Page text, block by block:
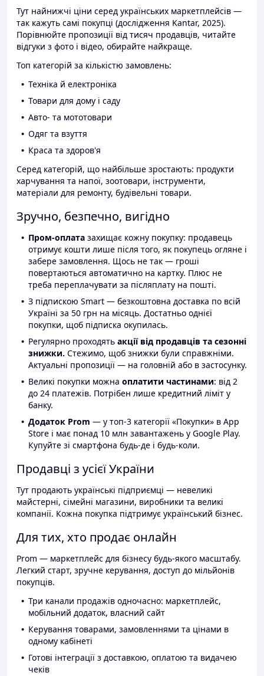
Тут найнижчі ціни серед українських маркетплейсів —
так кажуть самі покупці (дослідження Kantar, 2025).
Порівнюйте пропозиції від тисяч продавців, читайте
відгуки з фото і відео, обирайте найкраще.
Топ категорій за кількістю замовлень:
Техніка й електроніка
Товари для дому і саду
Авто- та мототовари
Одяг та взуття
Краса та здоров'я
Серед категорій, що найбільше зростають: продукти
харчування та напої, зоотовари, інструменти,
матеріали для ремонту, будівельні товари.
Зручно, безпечно, вигідно
Пром-оплата захищає кожну покупку: продавець
отримує кошти лише після того, як покупець огляне і
забере замовлення. Щось не так — гроші
повертаються автоматично на картку. Плюс не
треба переплачувати за післяплату на пошті.
З підпискою Smart — безкоштовна доставка по всій
Україні за 50 грн на місяць. Достатньо однієї
покупки, щоб підписка окупилась.
Регулярно проходять акції від продавців та сезонні
знижки. Стежимо, щоб знижки були справжніми.
Актуальні пропозиції — на головній або в застосунку.
Великі покупки можна оплатити частинами: від 2
до 24 платежів. Потрібен лише кредитний ліміт у
банку.
Додаток Prom — у топ-3 категорії «Покупки» в App
Store і має понад 10 млн завантажень у Google Play.
Купуйте зі смартфона будь-де і будь-коли.
Продавці з усієї України
Тут продають українські підприємці — невеликі
майстерні, сімейні магазини, виробники та великі
компанії. Кожна покупка підтримує український бізнес.
Для тих, хто продає онлайн
Prom — маркетплейс для бізнесу будь-якого масштабу.
Легкий старт, зручне керування, доступ до мільйонів
покупців.
Три канали продажів одночасно: маркетплейс,
мобільний додаток, власний сайт
Керування товарами, замовленнями та цінами в
одному кабінеті
Готові інтеграції з доставкою, оплатою та видачею
чеків